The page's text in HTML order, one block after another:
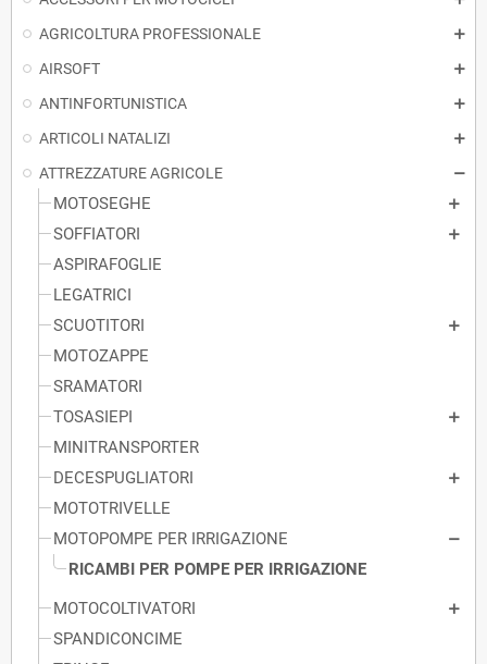
AGRICOLTURA PROFESSIONALE
AIRSOFT
ANTINFORTUNISTICA
ARTICOLI NATALIZI
ATTREZZATURE AGRICOLE
MOTOSEGHE
SOFFIATORI
ASPIRAFOGLIE
LEGATRICI
SCUOTITORI
MOTOZAPPE
SRAMATORI
TOSASIEPI
MINITRANSPORTER
DECESPUGLIATORI
MOTOTRIVELLE
MOTOPOMPE PER IRRIGAZIONE
RICAMBI PER POMPE PER IRRIGAZIONE
MOTOCOLTIVATORI
SPANDICONCIME